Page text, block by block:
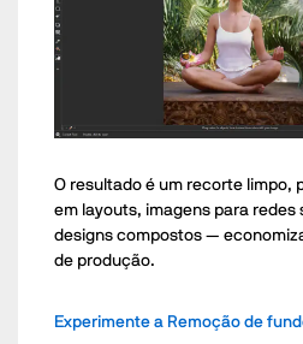
O resultado é um recorte limpo,
em layouts, imagens para redes
designs compostos —
de produção.
Experimente a Remoção de